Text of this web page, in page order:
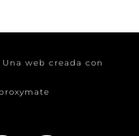
web creada con